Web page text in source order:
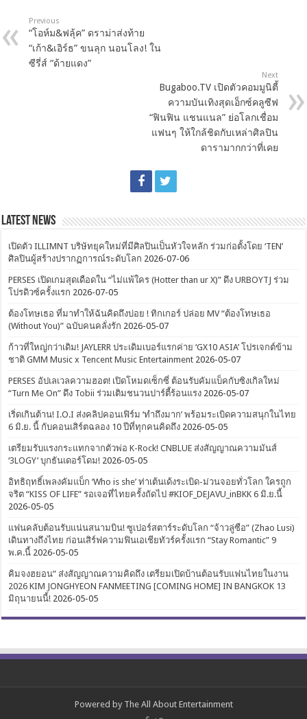
Previous
“โอห์ม&ฟลุ้ค” ดราม่าส่งท้าย
“เก้า&เอิร์ธ” ขนลุก นอนโลง! ใน
ซีรี่ส์ “ด้ายแดง”
Next
Bugaboo.TV เปิดตัวคอมมูนิตี้
ความบันเทิงสุดเอ็กซ์คลูซีฟ
“ฟินฟิน แชนแนล” ย่อโลกเชื่อม
แฟนๆ ให้ใกล้ชิดกับเหล่าศิลปิน
ดารามากกว่าที่เคย
Latest News
เปิดตัว ILLIMNT บริษัทยุคใหม่ที่มีศิลปินเป็นหัวใจหลัก ร่วมก่อตั้งโดย ‘TEN’
ศิลปินผู้สร้างปรากฏการณ์ระดับโลก 2026-07-06
PERSES เปิดเกมสุดเดือดใน “ไม่แพ้ใคร (Hotter than ur X)” ดึง URBOYTJ ร่วม
โปรดิวซ์ครั้งแรก 2026-07-05
ต้องโทษเธอ ที่มาทำให้ฉันคิดถึงบ่อย ! ทิกเกอร์ ปล่อย MV “ต้องโทษเธอ
(Without You)” ฉบับคนคลั่งรัก 2026-05-07
ก้าวที่ใหญ่กว่าเดิม! JAYLERR ประเดิมเบอร์แรกค่าย ‘GX10 ASIA’ โปรเจกต์ข้าม
ชาติ GMM Music x Tencent Music Entertainment 2026-05-07
PERSES อัปเลเวลความฮอต! เปิดโหมดเซ็กซี่ ต้อนรับคัมแบ็คกับซิงเกิลใหม่
“Turn Me On” ดึง Tobii ร่วมเติมชนวนปาร์ตี้ร้อนแรง 2026-05-07
เริ่ดเกินต้าน! I.O.I ส่งคลิปคอนเฟิร์ม ‘ทำถึงมาก’ พร้อมระเบิดความสนุกในไทย
6 มิ.ย. นี้ กับคอนเสิร์ตฉลอง 10 ปีที่ทุกคนคิดถึง 2026-05-05
เตรียมรับแรงกระแทกจากตัวพ่อ K-Rock! CNBLUE ส่งสัญญาณความมันส์
‘3LOGY’ บุกธันเดอร์โดม! 2026-05-05
อิทธิฤทธิ์เพลงคัมแบ็ก ‘Who is she’ ท่าเต้นเด้งระเบิด-ม่วนจอยทั่วโลก ใครถูก
จริต “KISS OF LIFE” รอเจอที่ไทยครั้งถัดไป #KIOF_DEJAVU_inBKK 6 มิ.ย.นี้
2026-05-05
แฟนคลับต้อนรับแน่นสนามบิน! ซูเปอร์สตาร์ระดับโลก “จ้าวลู่ซือ” (Zhao Lusi)
เดินทางถึงไทย ก่อนเสิร์ฟความฟินเอเชียทัวร์ครั้งแรก “Stay Romantic” 9
พ.ค.นี้ 2026-05-05
คิมจงฮยอน” ส่งสัญญาณความคิดถึง เตรียมเปิดบ้านต้อนรับแฟนไทยในงาน
2026 KIM JONGHYEON FANMEETING [COMING HOME] IN BANGKOK 13
มิถุนายนนี้! 2026-05-05
Powered by The All About Entertainment